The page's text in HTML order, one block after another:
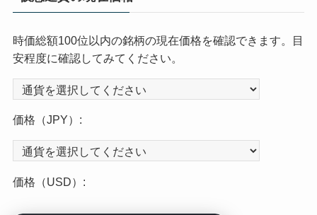
時価総額100位以内の銘柄の現在価格を確認できます。目
安程度に確認してみてください。
価格（JPY）:
価格（USD）: